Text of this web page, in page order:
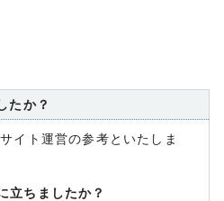
たか？
イト運営の参考といたしま
立ちましたか？